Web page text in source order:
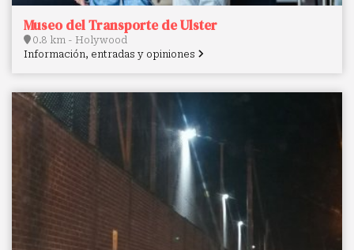
Museo del Transporte de Ulster
0.8 km - Holywood
Información, entradas y opiniones